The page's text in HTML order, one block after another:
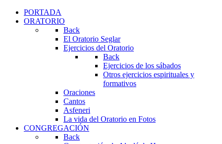
PORTADA
ORATORIO
Back
El Oratorio Seglar
Ejercicios del Oratorio
Back
Ejercicios de los sábados
Otros ejercicios espirituales y
formativos
Oraciones
Cantos
Asfeneri
La vida del Oratorio en Fotos
CONGREGACIÓN
Back